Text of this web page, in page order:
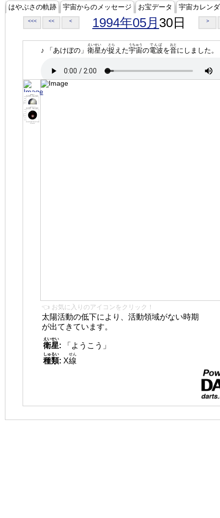
はやぶさの軌跡 宇宙からのメッセージ お宝データ 宇宙カレン
<<< << < 1994年05月 30日 >
♪ 「あけぼの」 衛星
えいせい
が捉
とら
えた宇宙
うちゅう
の電波
でんぱ
を音
おと
にしました。
👈 お気に入りのアイコンをクリック！
太陽活動の低下により、活動領域がない時期
が出てきています。
衛星
えいせい
:
「ようこう」
種類
しゅるい
: X線
せん